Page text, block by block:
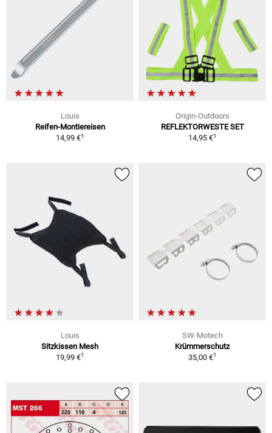
Louis
Reifen-Montiereisen
14,99 €1
Origin-Outdoors
REFLEKTORWESTE SET
14,95 €1
Louis
Sitzkissen Mesh
19,99 €1
SW-Motech
Krümmerschutz
35,00 €1